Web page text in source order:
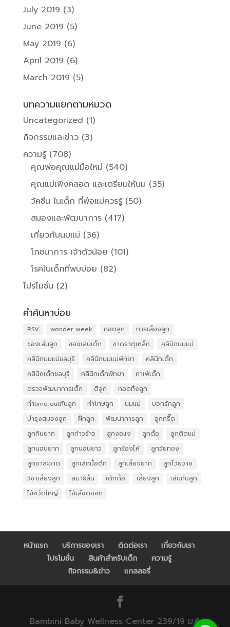
July 2019 (3)
June 2019 (5)
May 2019 (6)
April 2019 (6)
March 2019 (5)
บทความแยกตามหมวด
Uncategorized (1)
กิจกรรมและข่าว(3)
ความรู้(708)
คุณพ่อคุณแม่มือใหม่ (540)
คุณแม่เพิ่งคลอด และเตรียมให้นม (35)
วัคซีน ในเด็ก ที่พ่อแม่ควรรู้(50)
สมองและพัฒนาการ(417)
เกี่ยวกับนมแม่ (36)
โภชนาการ เจ้าตัวน้อย (101)
โรคในเด็กที่พบบ่อย (82)
โปรโมชั่น (2)
คำค้นหาบ่อย
RSV wonder week กอดลูก
การเลี้ยงลูก
ของเล่นลูก
ของเล่นเด็ก ขาดธาตุเหล็ก
คลินิกนมแม่
คลินิกนมแม่ชลบุรี
คลินิกนมแม่พัทยา
คลินิกเด็ก
คลินิกเด็กชลบุรี
คลินิกเด็กพัทยา
คาเฟ่เด็ก
ตรวจพัฒนาการเด็ก
ตีลูก
ทอดทิ้งลูก
ทำtime outกับลูก
ทำโทษลูก นมแม่
บอกรักลูก
บำรุงสมองลูก
ฝึกลูก พัฒนาการลูก
ลูกกรี๊ด
ลูกกินยาก
ลูกก้าวร้าว ลูกงอแง ลูกดื้อ
ลูกติดแม่
ลูกนอนยาก
ลูกนอนยาว ลูกร้องไห้
ลูกวัยทอง
ลูกอาละวาด
ลูกเลิกมื้อดึก ลูกเลี้ยงยาก
ลูกโวยวาย
วิชาเลี้ยงลูก
สมาธิสั้น เด็กดื้อ เลี้ยงลูก
เล่นกับลูก
ไข้หวัดใหญ่
ไข้เลือดออก
หน้าแรก บริการของเรา ติดต่อเรา
เกี่ยวกับเรา
โปรโมชั่น
สินค้าสำหรับเด็ก
ความรู้
กิจกรรม&ข่าว
แกลลอรี่
Bambini Baby Wellness Center 239/19 ม.6